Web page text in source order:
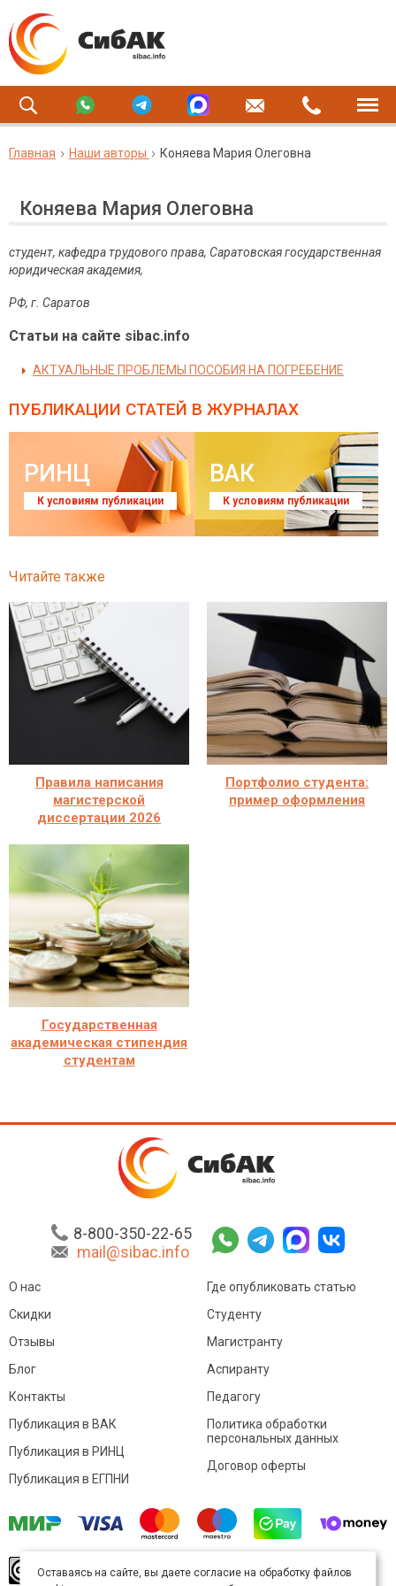
Главная Наши авторы Коняева Мария Олеговна
Коняева Мария Олеговна
студент, кафедра трудового права, Саратовская государственная
юридическая академия,
РФ, г. Саратов
Статьи на сайте sibac.info
АКТУАЛЬНЫЕ ПРОБЛЕМЫ ПОСОБИЯ НА ПОГРЕБЕНИЕ
ПУБЛИКАЦИИ СТАТЕЙ В ЖУРНАЛАХ
РИНЦ
К условиям публикации
ВАК
К условиям публикации
Читайте также
Правила написания
магистерской
диссертации 2026
Портфолио студента:
пример оформления
Государственная
академическая стипендия
студентам
8-800-350-22-65
mail@sibac.info
О нас
Скидки
Отзывы
Блог
Контакты
Где опубликовать статью
Студенту
Магистранту
Аспиранту
Педагогу
Публикация в ВАК
Публикация в РИНЦ
Публикация в ЕГПНИ
Политика обработки
персональных данных
Договор оферты
произведение доступно полицензии Creative
Оставаясь на сайте, вы даете согласие на обработку файлов